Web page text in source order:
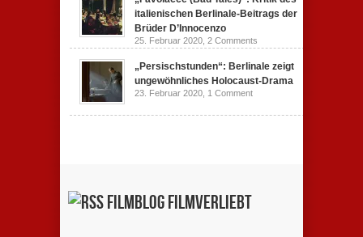
italienischen Berlinale-Beitrags der
Brüder D’Innocenzo
25. Februar 2020, 2 Comments
„Persischstunden“: Berlinale zeigt
ungewöhnliches Holocaust-Drama
23. Februar 2020, 1 Comment
Filmblog filmverliebt